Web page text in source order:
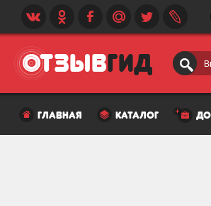
главная каталог